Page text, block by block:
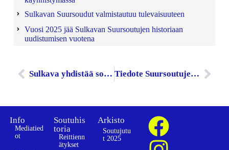
Sulkavan Suursoudut valmistautuu tulevaisuuteen
Vuosi 2025 jää Sulkavan Suursoutujen historiaan
uudistumisen vuotena
Sulkava yhdistää soudun ja Saimaan vastustamattomalla tavalla! Tiedote Suursoutujen vaikutuksista Sulkavalla
Info
Mediatied
ot
Soutuhis
toria
Reittienn
ätykset
Arkisto
Soutujutu
t 2025